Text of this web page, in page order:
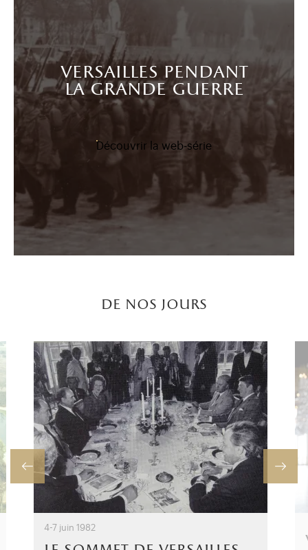
versailles pendant
la grande guerre
Découvrir la web-série
de nos jours
4-7 juin 1982